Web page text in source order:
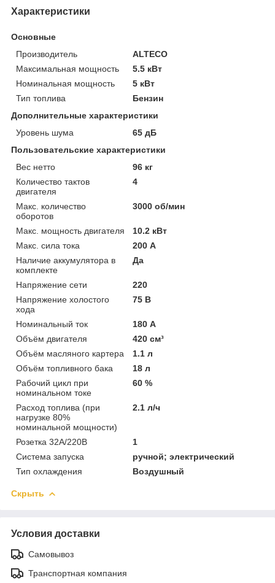
Характеристики
Основные
Производитель
ALTECO
Максимальная мощность
5.5 кВт
Номинальная мощность
5 кВт
Тип топлива
Бензин
Дополнительные характеристики
Уровень шума
65 дБ
Пользовательские характеристики
Вес нетто
96 кг
Количество тактов
двигателя
4
Макс. количество
оборотов
3000 об/мин
Макс. мощность двигателя
10.2 кВт
Макс. сила тока
200 А
Наличие аккумулятора в
комплекте
Да
Напряжение сети
220
Напряжение холостого
хода
75 В
Номинальный ток
180 А
Объём двигателя
420 см³
Объём масляного картера
1.1 л
Объём топливного бака
18 л
Рабочий цикл при
номинальном токе
60 %
Расход топлива (при
нагрузке 80%
номинальной мощности)
2.1 л/ч
Розетка 32А/220В
1
Система запуска
ручной; электрический
Тип охлаждения
Воздушный
Скрыть
Условия доставки
Самовывоз
Транспортная компания